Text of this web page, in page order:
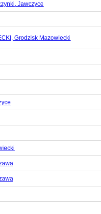
Jawczyce
Grodzisk Mazowiecki